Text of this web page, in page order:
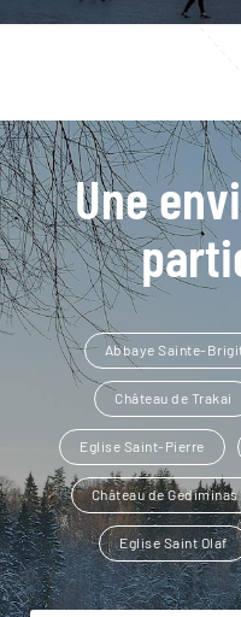
Une
Abbaye Sainte-
Château de Trakai
Eglise Saint-Pierre
Château de Gediminas
Eglise Saint Olaf